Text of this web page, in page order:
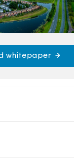
whitepaper